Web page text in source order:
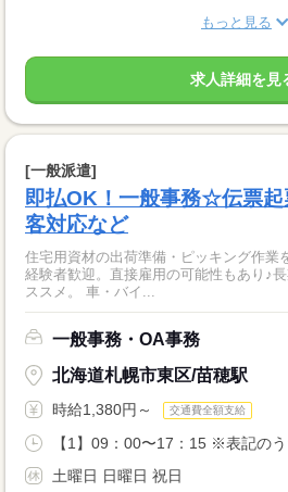
もっと見る
求人詳細を見
[一般派遣]
即払OK！一般事務☆伝票
客対応など
住宅用資材の出荷準備・ピッキング作業
経験者歓迎。直接雇用の可能性もあり♪
ススメ。 車・バイ...
一般事務・OA事務
北海道札幌市東区/苗穂駅
時給1,380円～ 交通費全額支給
【1】09：00〜17：15 ※表記のう
土曜日 日曜日 祝日